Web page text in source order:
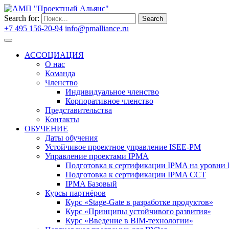
Search for: Search
+7 495 156-20-94 info@pmalliance.ru
АССОЦИАЦИЯ
О нас
Команда
Членство
Индивидуальное членство
Корпоративное членство
Представительства
Контакты
ОБУЧЕНИЕ
Даты обучения
Устойчивое проектное управление ISEE-PM
Управление проектами IPMA
Подготовка к сертификации IPMA на уровни
Подготовка к сертификации IPMA CCT
IPMA Базовый
Курсы партнёров
Курс «Stage-Gate в разработке продуктов»
Курс «Принципы устойчивого развития»
Курс «Введение в BIM-технологии»